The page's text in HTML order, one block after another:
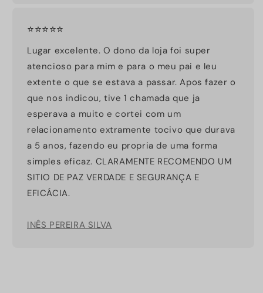
⭐⭐⭐⭐⭐
Lugar excelente. O dono da loja foi super
atencioso para mim e para o meu pai e leu
extente o que se estava a passar. Apos fazer o
que nos indicou, tive 1 chamada que ja
esperava a muito e cortei com um
relacionamento extramente tocivo que durava
a 5 anos, fazendo eu propria de uma forma
simples eficaz. CLARAMENTE RECOMENDO UM
SITIO DE PAZ VERDADE E SEGURANÇA E
EFICÁCIA.
INÊS PEREIRA SILVA